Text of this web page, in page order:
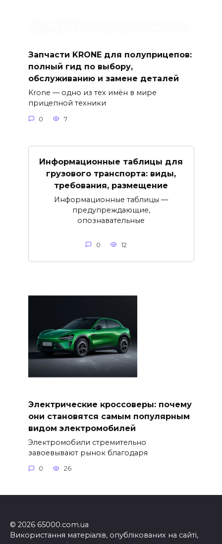
Запчасти KRONE для полуприцепов:
полный гид по выбору,
обслуживанию и замене деталей
Krone — одно из тех имён в мире
прицепной техники
0 7
Информационные таблицы для
грузового транспорта: виды,
требования, размещение
Информационные таблицы —
предупреждающие,
опознавательные
0 12
Электрические кроссоверы: почему
они становятся самым популярным
видом электромобилей
Электромобили стремительно
завоевывают рынок благодаря
0 26
© 2026 65000.com.ua
Використання матеріалів, опублікованих на сайті,